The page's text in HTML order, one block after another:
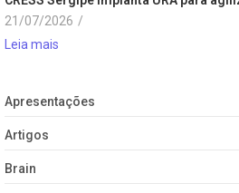
21/07/2026 /
Leia mais
Apresentações
Artigos
Brain